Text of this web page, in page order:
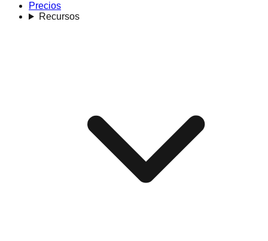
Precios
Recursos